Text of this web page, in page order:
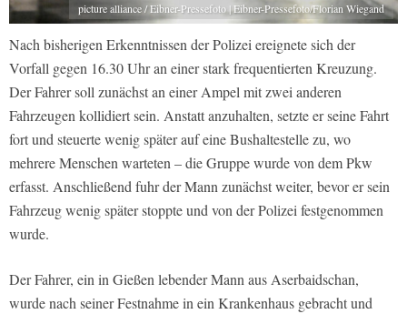
picture alliance / Eibner-Pressefoto | Eibner-Pressefoto/Florian Wiegand
Nach bisherigen Erkenntnissen der Polizei ereignete sich der
Vorfall gegen 16.30 Uhr an einer stark frequentierten Kreuzung.
Der Fahrer soll zunächst an einer Ampel mit zwei anderen
Fahrzeugen kollidiert sein. Anstatt anzuhalten, setzte er seine Fahrt
fort und steuerte wenig später auf eine Bushaltestelle zu, wo
mehrere Menschen warteten – die Gruppe wurde von dem Pkw
erfasst. Anschließend fuhr der Mann zunächst weiter, bevor er sein
Fahrzeug wenig später stoppte und von der Polizei festgenommen
wurde.
Der Fahrer, ein in Gießen lebender Mann aus Aserbaidschan,
wurde nach seiner Festnahme in ein Krankenhaus gebracht und